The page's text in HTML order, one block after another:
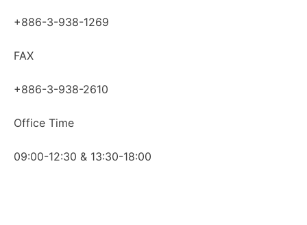
+886-3-938-1269
FAX
+886-3-938-2610
Office Time
09:00-12:30 & 13:30-18:00